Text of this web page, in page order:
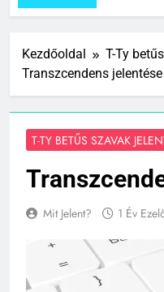
Kezdőoldal
T-Ty
Transzcendens jelentése
T-TY BETŰS SZAVAK
Mit Jelent? 1 Év